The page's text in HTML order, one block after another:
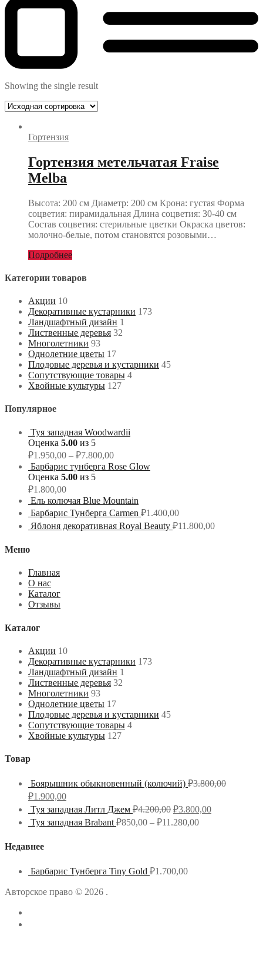
Showing the single result
Гортензия
Гортензия метельчатая Fraise
Melba
Высота: 200 см Диаметр: 200 см Крона: густая Форма
соцветия: пирамидальная Длина соцветия: 30-40 см
Состав соцветия: стерильные цветки Окраска цветов:
молочно-белые, потом становятся розовыми…
Подробнее
Категории товаров
Акции 10
Декоративные кустарники 173
Ландшафтный дизайн 1
Лиственные деревья 32
Многолетники 93
Однолетние цветы 17
Плодовые деревья и кустарники 45
Сопутствующие товары 4
Хвойные культуры 127
Популярное
Туя западная Woodwardii
Оценка 5.00 из 5
₽1.950,00 – ₽7.800,00
Барбарис тунберга Rose Glow
Оценка 5.00 из 5
₽1.800,00
Ель колючая Blue Mountain
Барбарис Тунберга Carmen ₽1.400,00
Яблоня декоративная Royal Beauty ₽11.800,00
Меню
Главная
О нас
Каталог
Отзывы
Каталог
Акции 10
Декоративные кустарники 173
Ландшафтный дизайн 1
Лиственные деревья 32
Многолетники 93
Однолетние цветы 17
Плодовые деревья и кустарники 45
Сопутствующие товары 4
Хвойные культуры 127
Товар
Боярышник обыкновенный (колючий) ₽3.800,00
₽1.900,00
Туя западная Литл Джем ₽4.200,00 ₽3.800,00
Туя западная Brabant ₽850,00 – ₽11.280,00
Недавнее
Барбарис Тунберга Tiny Gold ₽1.700,00
Авторское право © 2026 .